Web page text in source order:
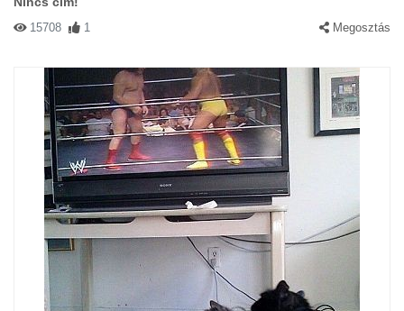
15708 1 Megosztás